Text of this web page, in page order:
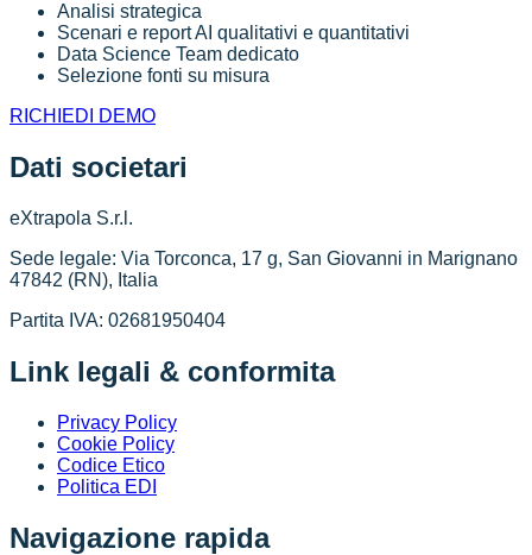
Analisi strategica
Scenari e report AI qualitativi e quantitativi
Data Science Team dedicato
Selezione fonti su misura
RICHIEDI DEMO
Dati societari
eXtrapola S.r.l.
Sede legale: Via Torconca, 17 g, San Giovanni in Marignano
47842 (RN), Italia
Partita IVA: 02681950404
Link legali & conformita
Privacy Policy
Cookie Policy
Codice Etico
Politica EDI
Navigazione rapida